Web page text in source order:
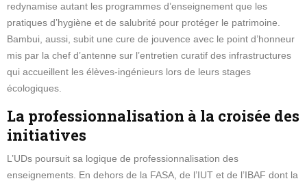
redynamise autant les programmes d’enseignement que les
pratiques d’hygiène et de salubrité pour protéger le patrimoine.
Bambui, aussi, subit une cure de jouvence avec le point d’honneur
mis par la chef d’antenne sur l’entretien curatif des infrastructures
qui accueillent les élèves-ingénieurs lors de leurs stages
écologiques.
La professionnalisation à la croisée des
initiatives
L’UDs poursuit sa logique de professionnalisation des
enseignements. En dehors de la FASA, de l’IUT et de l’IBAF dont la